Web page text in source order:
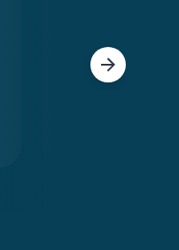
phone calls
Aircall app